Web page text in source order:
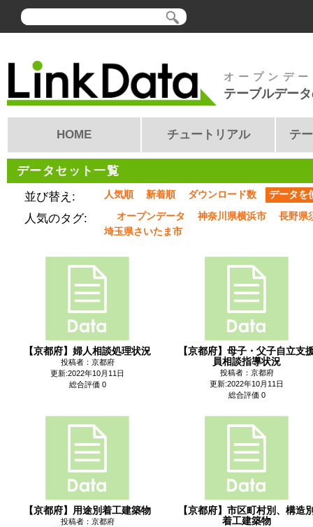
オープンデ
テーブルデー
HOME チュートリアル テ
データセット一覧
並び替え:
人気順 新着順 ダウンロード数 データを
人気のタグ: オープンデータ 神奈川県横浜市
長野県
埼玉県さいたま市
【京都府】婦人相談処理状況
投稿者：京都府
更新:2022年10月11日
総合評価 0
【京都府】母子・父子自立支
員相談指導状況
投稿者：京都府
更新:2022年10月11日
総合評価 0
【京都府】用途別着工建築物
投稿者：京都府
【京都府】市区町村別、構造
着工建築物